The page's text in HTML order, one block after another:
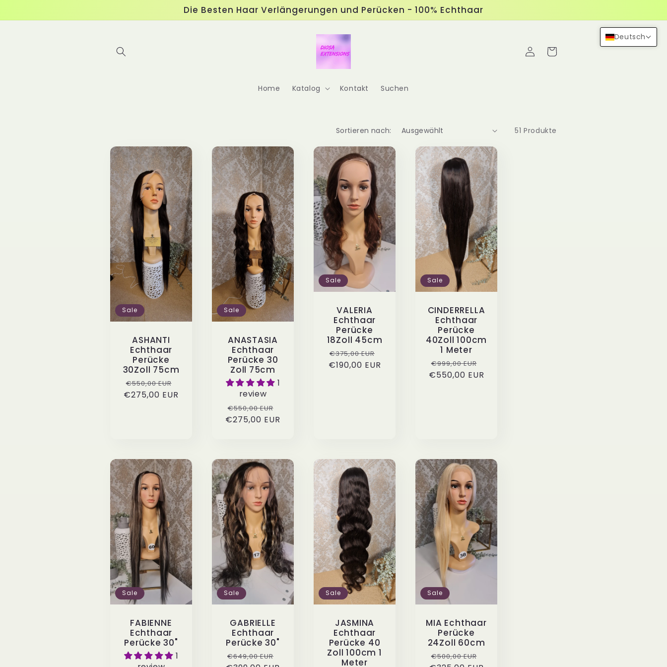
Inhalt
Die Besten Haar Verlängerungen und Perücken - 100% Echthaar
Home Katalog Kontakt Suchen
EinloggenWarenkorb
Sortieren nach: 51 Produkte
Sale
ASHANTI
Echthaar
Perücke
30Zoll 75cm
Normaler
Preis
€550,00 EURVerkaufspreis
€275,00 EUR
Sale
ANASTASIA
Echthaar
Perücke 30
Zoll 75cm
1
review
Normaler
Preis
€550,00 EURVerkaufspreis
€275,00 EUR
Sale
VALERIA
Echthaar
Perücke
18Zoll 45cm
Normaler
Preis
€375,00 EUR
€190,00 EUR
Sale
CINDERRELLA
Echthaar
Perücke
40Zoll 100cm
1 Meter
Normaler
Preis
€999,00 EURVerkaufspreis
€550,00 EUR
Sale
FABIENNE
Echthaar
Perücke 30"
1
Sale
GABRIELLE
Echthaar
Perücke 30"
Normaler
€649,00 EUR
Verkaufspreis
Sale
JASMINA
Echthaar
Perücke 40
Zoll 100cm 1
Meter
Sale
MIA Echthaar
Perücke
24Zoll 60cm
Normaler
€500,00 EURVerkaufspreis
Deutsch